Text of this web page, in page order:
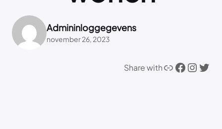
Admininloggegevens
november 26, 2023
Share withLink Facebook Instagram Twitter